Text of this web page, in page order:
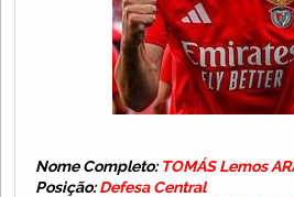
Nome Completo:TOMÁS Lemos
Posição:Defesa Central